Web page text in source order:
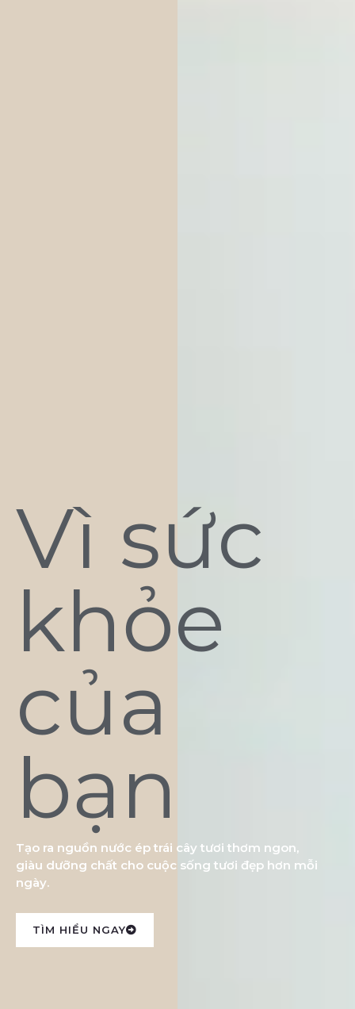
Vì sức
khỏe
của
bạn
Tạo ra nguồn nước ép trái cây tươi thơm ngon,
giàu dưỡng chất cho cuộc sống tươi đẹp hơn mỗi
ngày.
TÌM HIỂU NGAY